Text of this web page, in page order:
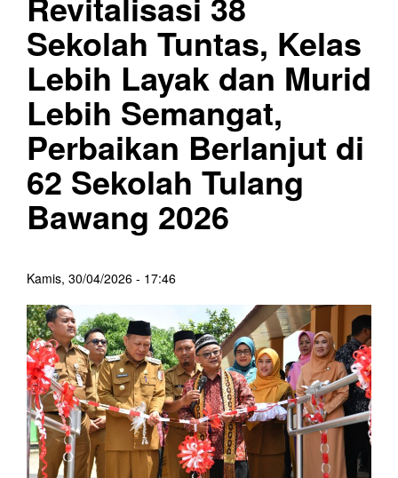
Sekolah Tuntas, Kelas
Lebih Layak dan Murid
Lebih Semangat,
Perbaikan Berlanjut di
62 Sekolah Tulang
Bawang 2026
Kamis, 30/04/2026 - 17:46